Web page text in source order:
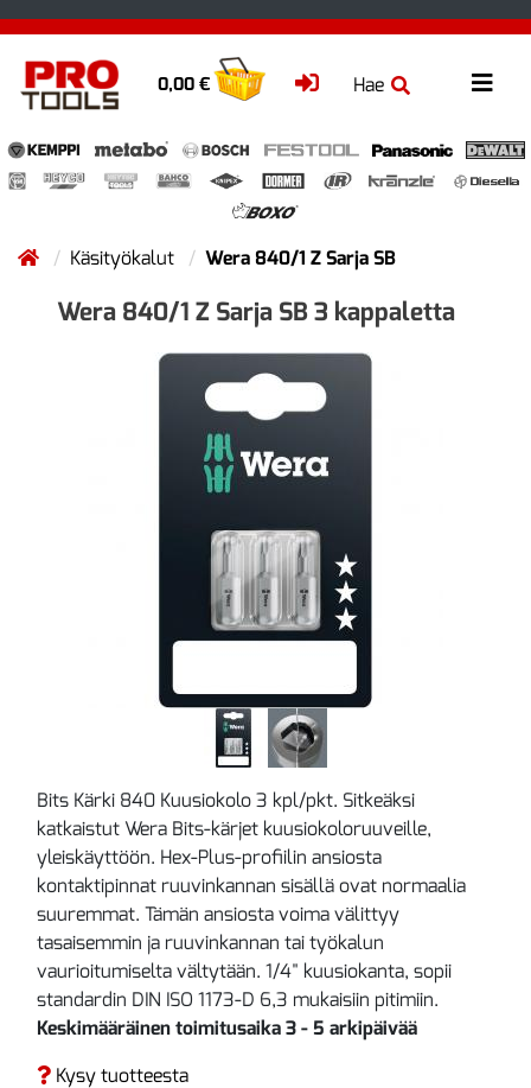
Hae
0,00 €
Käsityökalut Wera 840/1 Z Sarja SB
Wera 840/1 Z Sarja SB 3 kappaletta
Bits Kärki 840 Kuusiokolo 3 kpl/pkt. Sitkeäksi
katkaistut Wera Bits-kärjet kuusiokoloruuveille,
yleiskäyttöön. Hex-Plus-profiilin ansiosta
kontaktipinnat ruuvinkannan sisällä ovat normaalia
suuremmat. Tämän ansiosta voima välittyy
tasaisemmin ja ruuvinkannan tai työkalun
vaurioitumiselta vältytään. 1/4" kuusiokanta, sopii
standardin DIN ISO 1173-D 6,3 mukaisiin pitimiin.
Keskimääräinen toimitusaika 3 - 5 arkipäivää
Kysy tuotteesta